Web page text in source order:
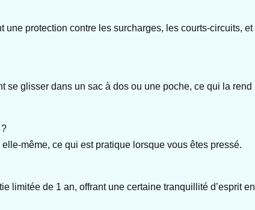
protection contre les surcharges, les courts-circuits,
glisser dans un sac à dos ou une poche, ce qui la
même, ce qui est pratique lorsque vous êtes pressé.
limitée de 1 an, offrant une certaine tranquillité d’esprit